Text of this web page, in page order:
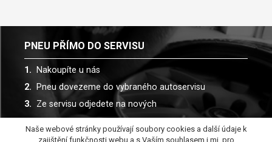
PNEU PŘÍMO DO SERVISU
Nakoupíte u nás
Pneu dovezeme do vybraného autoservisu
Ze servisu odjedete na nových
Spolupracujeme s více než 30 autoservisy
Naše webové stránky používají soubory cookies a další údaje k
zajištění funkčnosti webu a s Vaším souhlasem i mj. pro